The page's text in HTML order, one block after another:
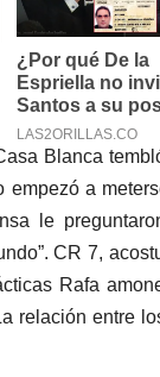
Blanca
a
le
CR 7,
Rafa
relación entre